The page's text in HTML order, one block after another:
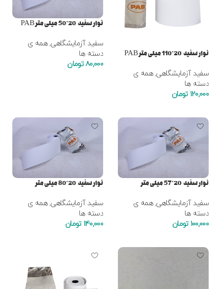
نوار سفید 20*110 میلی متر PAB
سفید آزمایشگاهی,همه ی
دسته ها
120,000 تومان
نوار سفید 20*50 میلی متر PAB
سفید آزمایشگاهی,همه ی
دسته ها
80,000 تومان
نوار سفید 20*57 میلی متر
سفید آزمایشگاهی,همه ی
دسته ها
100,000 تومان
نوار سفید 20*80 میلی متر
سفید آزمایشگاهی,همه ی
دسته ها
140,000 تومان